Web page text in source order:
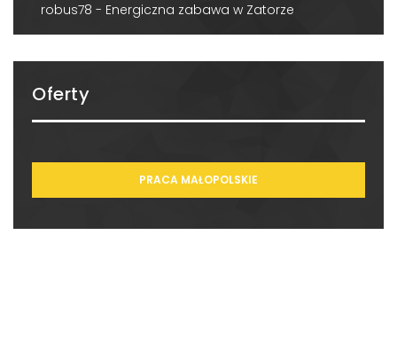
robus78 - Energiczna zabawa w Zatorze
Oferty
PRACA MAŁOPOLSKIE